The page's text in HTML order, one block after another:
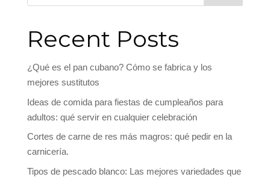
Recent Posts
¿Qué es el pan cubano? Cómo se fabrica y los
mejores sustitutos
Ideas de comida para fiestas de cumpleaños para
adultos: qué servir en cualquier celebración
Cortes de carne de res más magros: qué pedir en la
carnicería.
Tipos de pescado blanco: Las mejores variedades que